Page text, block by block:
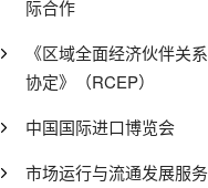
际合作
《区域全面经济伙伴关系
协定》（RCEP）
中国国际进口博览会
市场运行与流通发展服务